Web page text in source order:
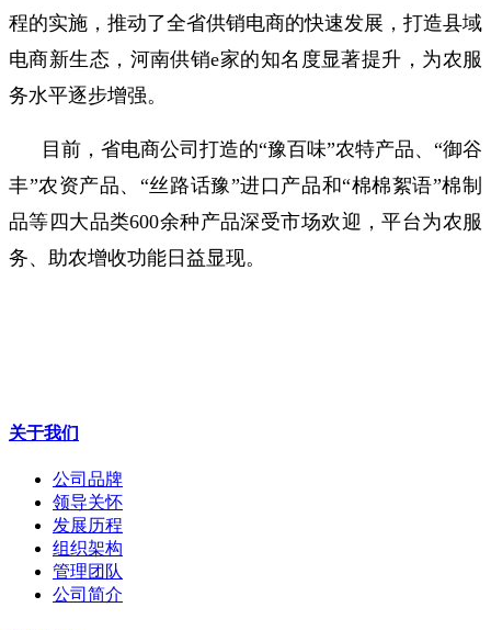
程的实施，推动了全省供销电商的快速发展，打造县域
电商新生态，河南供销e家的知名度显著提升，为农服
务水平逐步增强。
目前，省电商公司打造的“豫百味”农特产品、“御谷
丰”农资产品、“丝路话豫”进口产品和“棉棉絮语”棉制
品等四大品类600余种产品深受市场欢迎，平台为农服
务、助农增收功能日益显现。
关于我们
公司品牌
领导关怀
发展历程
组织架构
管理团队
公司简介